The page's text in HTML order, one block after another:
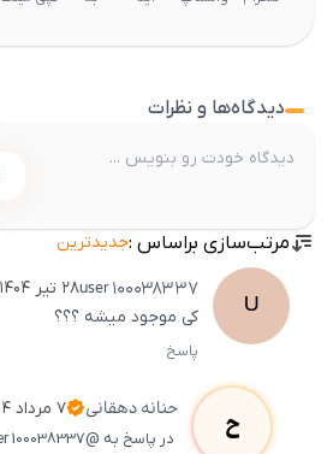
دیدگاه‌ها و نظرات
مرتب‌سازی براساس :جدیدترین
U
user100038337
۲۸ تیر ۱۴۰۴
کی موجود میشه ؟؟؟
پاسخ
ح حنانهدهقانی ۷ مرداد ۱۴۰۴
در پاسخ به @user 100038337